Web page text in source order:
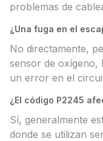
problemas de
¿Una fuga en el
No directamente,
sensor de oxígeno,
un error en el
¿El código P2245
Sí, generalmente
donde se utilizan